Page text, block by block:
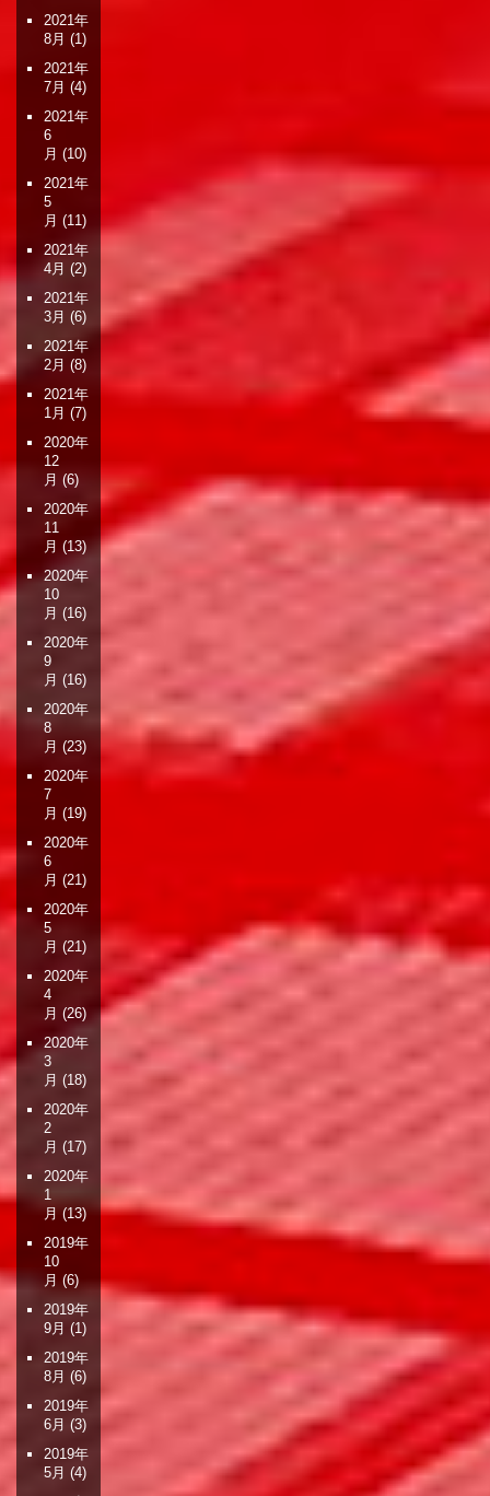
2021年
8月 (1)
2021年
7月 (4)
2021年
6
月 (10)
2021年
5
月 (11)
2021年
4月 (2)
2021年
3月 (6)
2021年
2月 (8)
2021年
1月 (7)
2020年
12
月 (6)
2020年
11
月 (13)
2020年
10
月 (16)
2020年
9
月 (16)
2020年
8
月 (23)
2020年
7
月 (19)
2020年
6
月 (21)
2020年
5
月 (21)
2020年
4
月 (26)
2020年
3
月 (18)
2020年
2
月 (17)
2020年
1
月 (13)
2019年
10
月 (6)
2019年
9月 (1)
2019年
8月 (6)
2019年
6月 (3)
2019年
5月 (4)